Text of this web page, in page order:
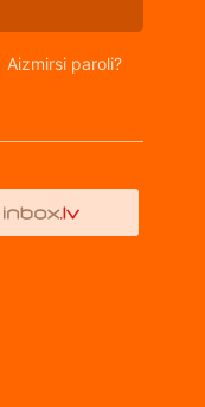
Aizmirsi paroli?